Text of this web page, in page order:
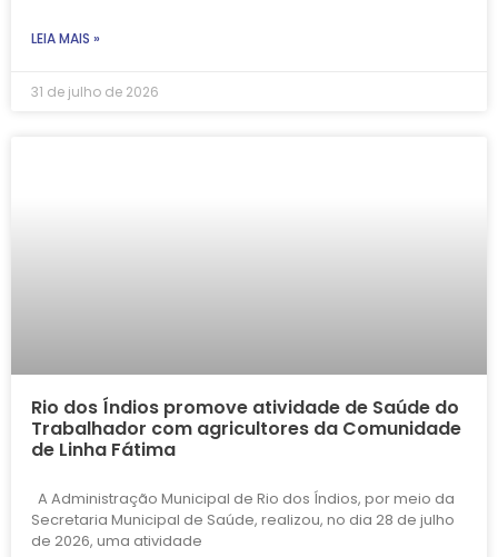
LEIA MAIS »
31 de julho de 2026
Rio dos Índios promove atividade de Saúde do
Trabalhador com agricultores da Comunidade
de Linha Fátima
A Administração Municipal de Rio dos Índios, por meio da
Secretaria Municipal de Saúde, realizou, no dia 28 de julho
de 2026, uma atividade